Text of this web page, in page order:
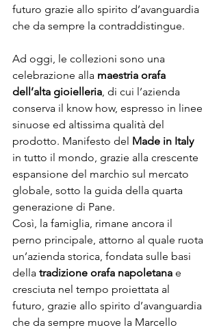
futuro grazie allo spirito d’avanguardia
che da sempre la contraddistingue.
Ad oggi, le collezioni sono una
celebrazione alla maestria orafa
dell’alta gioielleria, di cui l’azienda
conserva il know how, espresso in linee
sinuose ed altissima qualità del
prodotto. Manifesto del Made in Italy
in tutto il mondo, grazie alla crescente
espansione del marchio sul mercato
globale, sotto la guida della quarta
generazione di Pane.
Così, la famiglia, rimane ancora il
perno principale, attorno al quale ruota
un’azienda storica, fondata sulle basi
della tradizione orafa napoletana e
cresciuta nel tempo proiettata al
futuro, grazie allo spirito d’avanguardia
che da sempre muove la Marcello